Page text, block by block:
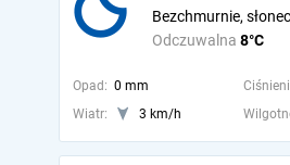
Odczuwalna 8°C
Bezchmurnie,
Opad: 0 mm
Wiatr:
3 km/h